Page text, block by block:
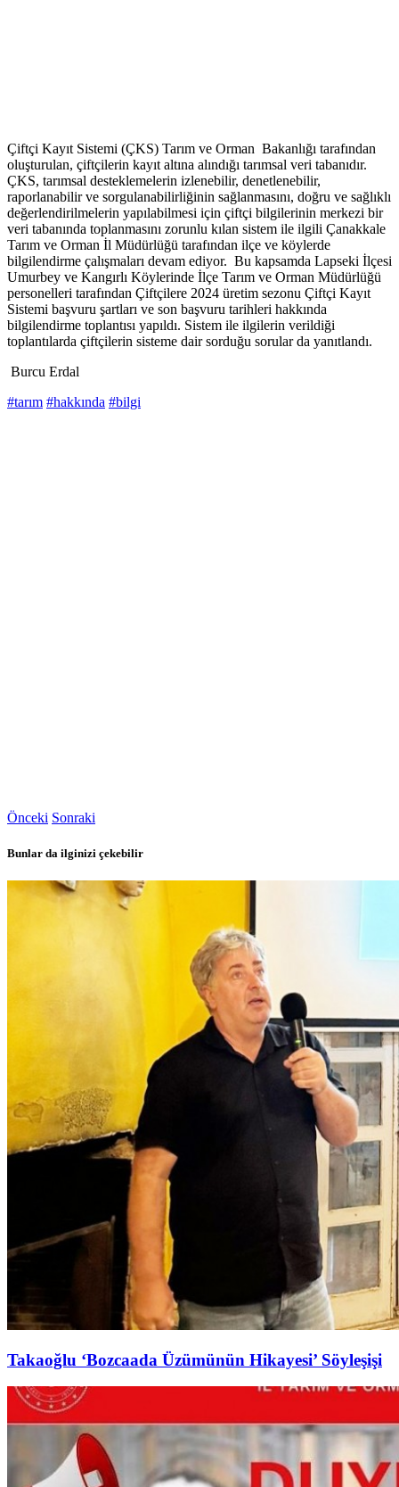
Çiftçi Kayıt Sistemi (ÇKS) Tarım ve Orman Bakanlığı tarafından
oluşturulan, çiftçilerin kayıt altına alındığı tarımsal veri tabanıdır.
ÇKS, tarımsal desteklemelerin izlenebilir, denetlenebilir,
raporlanabilir ve sorgulanabilirliğinin sağlanmasını, doğru ve sağlıklı
değerlendirilmelerin yapılabilmesi için çiftçi bilgilerinin merkezi bir
veri tabanında toplanmasını zorunlu kılan sistem ile ilgili Çanakkale
Tarım ve Orman İl Müdürlüğü tarafından ilçe ve köylerde
bilgilendirme çalışmaları devam ediyor. Bu kapsamda Lapseki İlçesi
Umurbey ve Kangırlı Köylerinde İlçe Tarım ve Orman Müdürlüğü
personelleri tarafından Çiftçilere 2024 üretim sezonu Çiftçi Kayıt
Sistemi başvuru şartları ve son başvuru tarihleri hakkında
bilgilendirme toplantısı yapıldı. Sistem ile ilgilerin verildiği
toplantılarda çiftçilerin sisteme dair sorduğu sorular da yanıtlandı.
Burcu Erdal
#tarım #hakkında #bilgi
Önceki Sonraki
Bunlar da ilginizi çekebilir
Takaoğlu ‘Bozcaada Üzümünün Hikayesi’ Söyleşişi